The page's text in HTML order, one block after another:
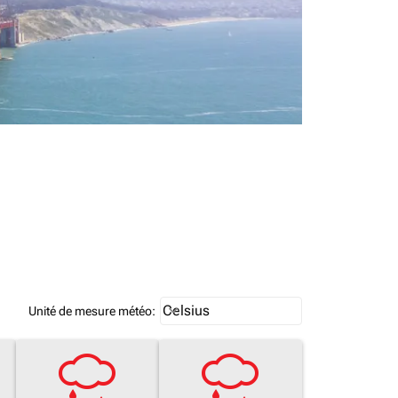
Unité de mesure météo: Weather unit option Celsius
Celsius
keyboard_arrow_down